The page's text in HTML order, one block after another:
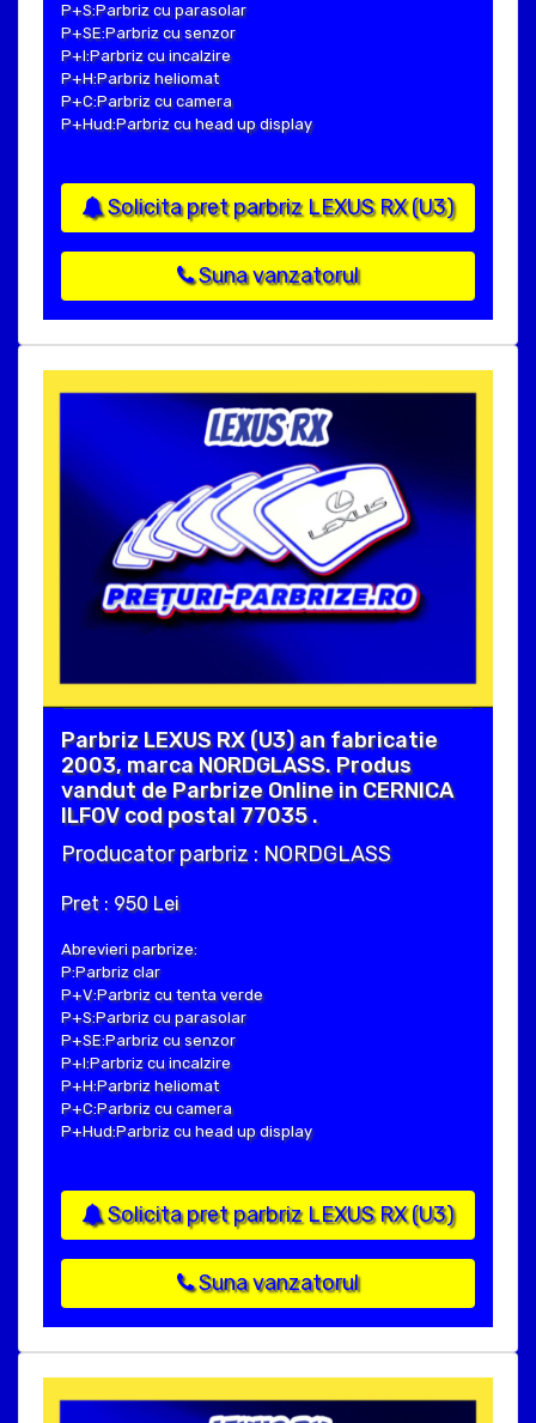
P+S:Parbriz cu parasolar
P+SE:Parbriz cu senzor
P+I:Parbriz cu incalzire
P+H:Parbriz heliomat
P+C:Parbriz cu camera
P+Hud:Parbriz cu head up display
Solicita pret parbriz LEXUS RX (U3)
Suna vanzatorul
Parbriz LEXUS RX (U3) an fabricatie
2003, marca NORDGLASS. Produs
vandut de Parbrize Online in CERNICA
ILFOV cod postal 77035 .
Producator parbriz : NORDGLASS
Pret : 950 Lei
Abrevieri parbrize:
P:Parbriz clar
P+V:Parbriz cu tenta verde
P+S:Parbriz cu parasolar
P+SE:Parbriz cu senzor
P+I:Parbriz cu incalzire
P+H:Parbriz heliomat
P+C:Parbriz cu camera
P+Hud:Parbriz cu head up display
Solicita pret parbriz LEXUS RX (U3)
Suna vanzatorul